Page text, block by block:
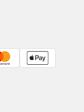
MasterCardApple